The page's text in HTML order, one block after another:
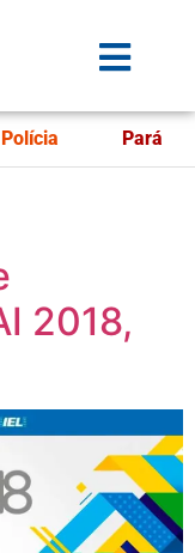
Polícia Pará
2018,